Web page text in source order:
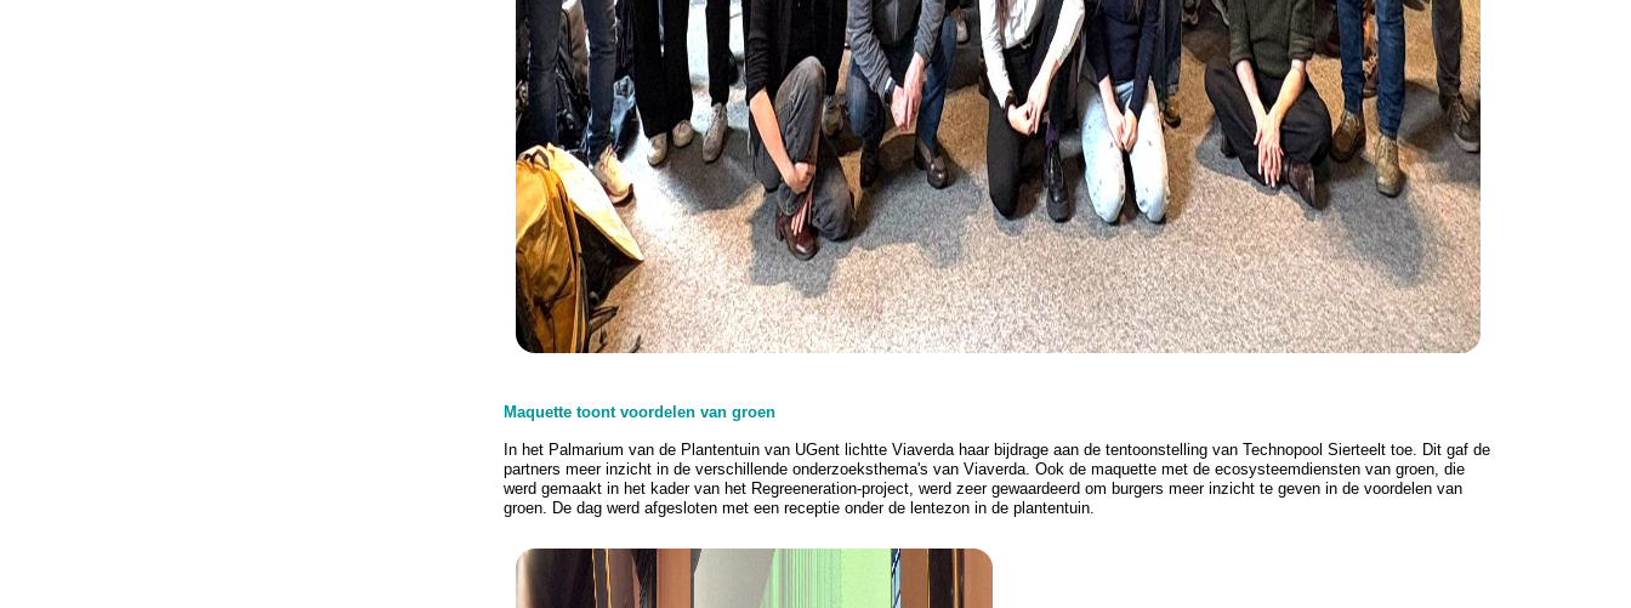
Maquette toont voordelen van groen
In het Palmarium van de Plantentuin van UGent lichtte Viaverda haar bijdrage aan de tentoonstelling van Technopool Sierteelt toe. Dit gaf de
partners meer inzicht in de verschillende onderzoeksthema's van Viaverda. Ook de maquette met de ecosysteemdiensten van groen, die
werd gemaakt in het kader van het Regreeneration-project, werd zeer gewaardeerd om burgers meer inzicht te geven in de voordelen van
groen. De dag werd afgesloten met een receptie onder de lentezon in de plantentuin.